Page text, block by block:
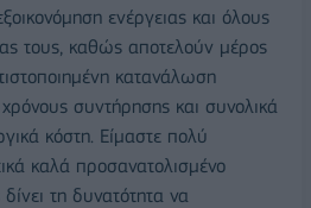
ενέργειας και όλους
τους, καθώς αποτελούν μέρος
κατανάλωση
συντήρησης και συνολικά
κόστη. Είμαστε πολύ
καλά προσανατολισμένο
τη δυνατότητα να